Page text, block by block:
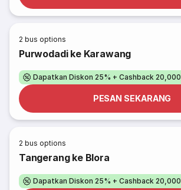
2 bus options
Purwodadi ke Karawang
Dapatkan Diskon 25% + Cashback 20,000
PESAN SEKARANG
2 bus options
Tangerang ke Blora
Dapatkan Diskon 25% + Cashback 20,000